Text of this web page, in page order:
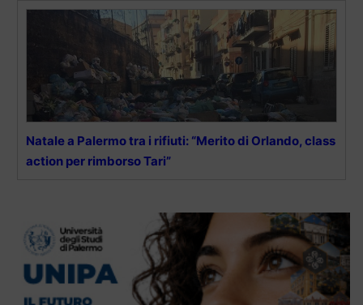
Natale a Palermo tra i rifiuti: “Merito di Orlando, class
action per rimborso Tari”